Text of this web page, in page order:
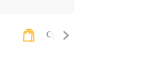
Сухой корм для собак